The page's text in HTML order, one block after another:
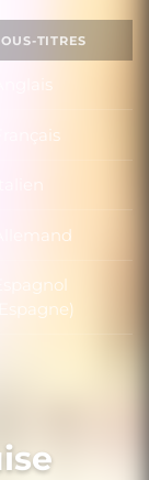
TITRES
Anglais
Français
Allemand
Espagnol
(Espagne)